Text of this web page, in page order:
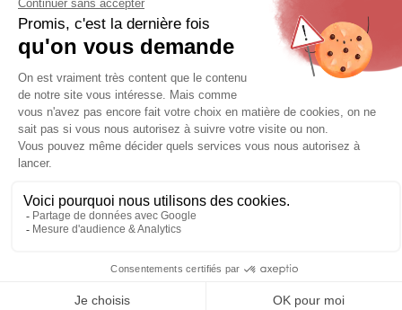
30760 - Saint-Julien-de-Peyrolas - Gard
Téléphone